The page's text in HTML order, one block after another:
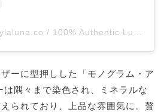
ーに型押しした「モノグラム・ア
は隅々まで染色され、ミネラルな
られており、上品な雰囲気に。贅